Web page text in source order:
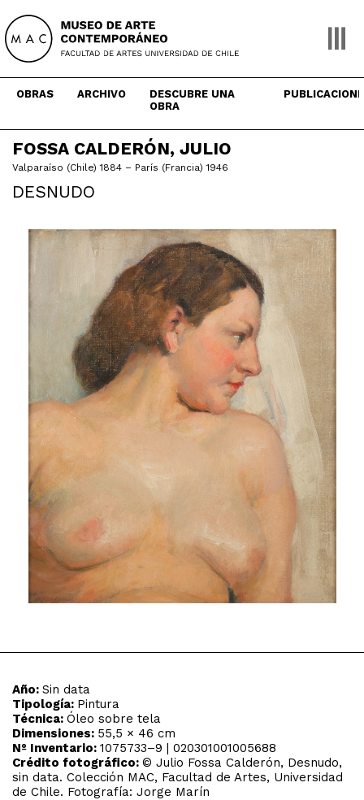
content
OBRAS ARCHIVO
DESCUBRE UNA
OBRA
FOSSA CALDERÓN, JULIO
Valparaíso (Chile) 1884 – París (Francia) 1946
DESNUDO
Año: Sin data
Tipología: Pintura
Técnica: Óleo sobre tela
Dimensiones: 55,5 × 46 cm
Nº Inventario: 1075733–9 | 020301001005688
Crédito fotográfico: © Julio Fossa Calderón, Desnudo,
sin data. Colección MAC, Facultad de Artes, Universidad
de Chile. Fotografía: Jorge Marín